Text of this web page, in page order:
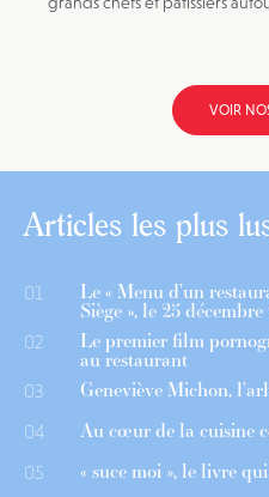
VOIR
Articles les plus
01 Le « Menu d’un
Siège », le 25
02 Le premier film
au restaurant
03 Geneviève Michon,
04 Au cœur de la cuisine
05 « suce moi », le livre